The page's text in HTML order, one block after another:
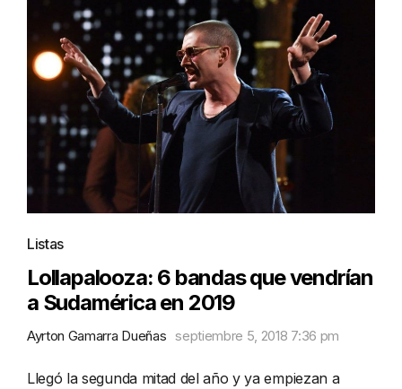
Listas
Lollapalooza: 6 bandas que vendrían
a Sudamérica en 2019
Ayrton Gamarra Dueñas septiembre 5, 2018 7:36 pm
Llegó la segunda mitad del año y ya empiezan a